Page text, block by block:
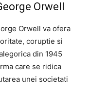
Orwell
Orwell va ofera
coruptie si
din 1945
care se ridica
unei societati